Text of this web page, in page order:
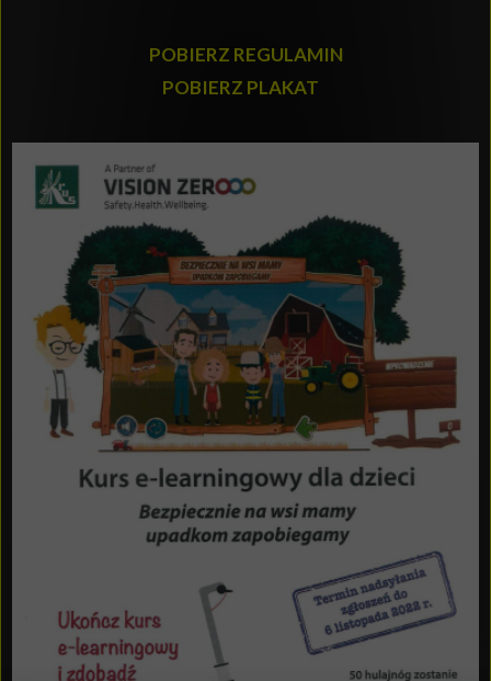
POBIERZ REGULAMIN
POBIERZ PLAKAT